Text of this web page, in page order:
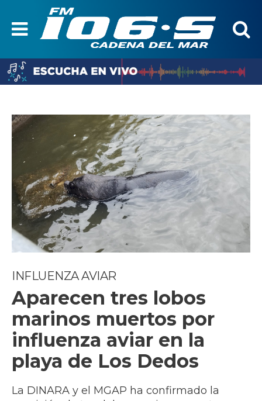
INFLUENZA AVIAR
Aparecen tres lobos
marinos muertos por
influenza aviar en la
playa de Los Dedos
La DINARA y el MGAP ha confirmado la